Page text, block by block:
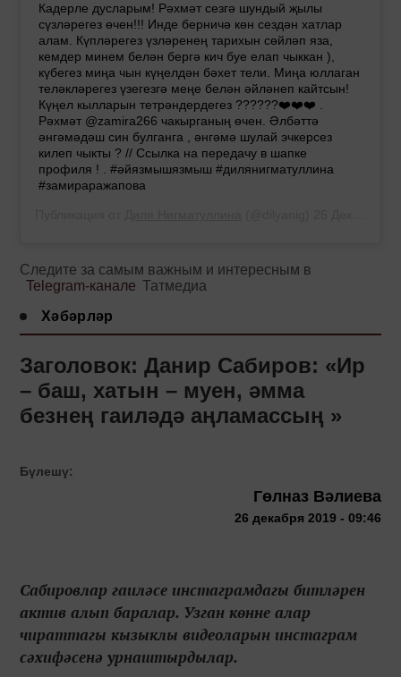
Кадерле дусларым! Рәхмәт сезгә шундый җылы
сүзләрегез өчен!!! Инде берничә көн сездән хатлар
алам. Күпләрегез үзләренең тарихын сөйләп яза,
кемдер минем белән бергә кич буе елап чыккан ),
күбегез миңа чын күңелдән бәхет тели. Миңа юллаган
теләкләрегез үзегезгә меңе белән әйләнеп кайтсын!
Күңел кылларын тетрәндердегез ??????❤️❤️❤️ .
Рәхмәт @zamira266 чакырганың өчен. Әлбәттә
әнгәмәдәш син булганга , әнгәмә шулай эчкерсез
килеп чыкты ? // Ссылка на передачу в шапке
профиля ! . #әйязмышязмыш #дилянигматуллина
#замираражапова
Следите за самым важным и интересным в
Telegram-канале Татмедиа
Хәбәрләр
Заголовок: Данир Сабиров: «Ир
– баш, хатын – муен, әмма
безнең гаиләдә аңламассың »
Бүлешү:
Гөлназ Вәлиева
26 декабря 2019 - 09:46
Сабировлар гаиләсе инстаграмдагы битләрен
актив алып баралар. Узган көнне алар
чираттагы кызыклы видеоларын инстаграм
сәхифәсенә урнаштырдылар.